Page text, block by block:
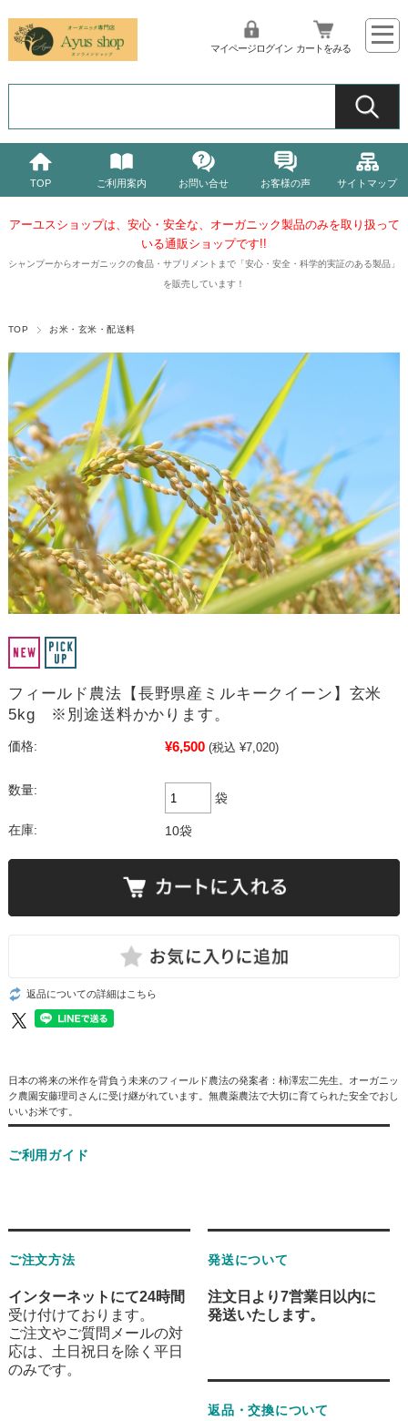
マイページログイン カートをみる
TOP ご利用案内 お問い合せ お客様の声 サイトマップ
アーユスショップは、安心・安全な、オーガニック製品のみを取り扱って
いる通販ショップです!!
シャンプーからオーガニックの食品・サプリメントまで「安心・安全・科学的実証のある製品」
を販売しています！
TOP お米・玄米・配送料
フィールド農法【長野県産ミルキークイーン】玄米
5kg ※別途送料かかります。
価格: ¥6,500 (税込 ¥7,020)
数量:
袋
在庫: 10袋
返品についての詳細はこちら
日本の将来の米作を背負う未来のフィールド農法の発案者：柿澤宏二先生。オーガニッ
ク農園安藤理司さんに受け継がれています。無農薬農法で大切に育てられた安全でおし
いいお米です。
ご利用ガイド
ご注文方法
インターネットにて24時間
受け付けております。
ご注文やご質問メールの対
応は、土日祝日を除く平日
のみです。
発送について
注文日より7営業日以内に
発送いたします。
返品・交換について